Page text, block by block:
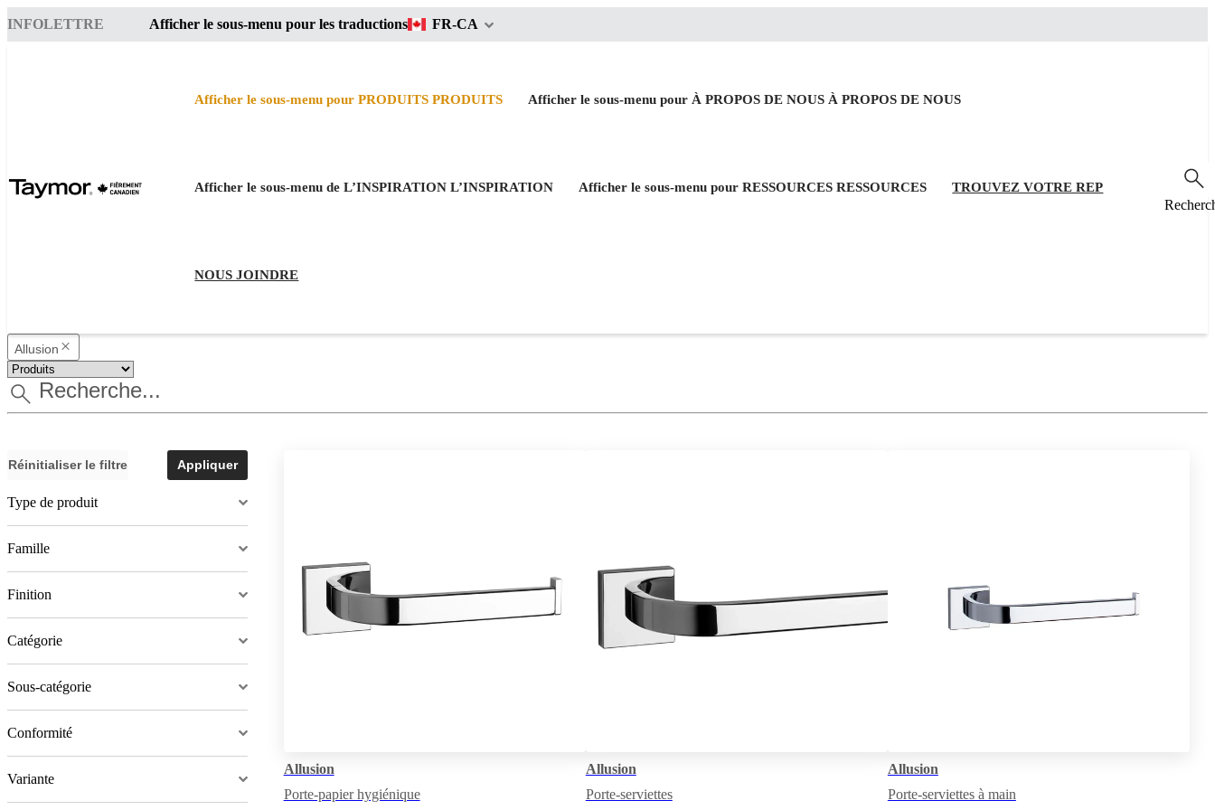
INFOLETTRE Afficher le sous-menu pour les traductions FR-CA
Afficher le sous-menu pour PRODUITS PRODUITS Afficher le sous-menu pour À PROPOS DE NOUS À PROPOS DE NOUS
Afficher le sous-menu de L’INSPIRATION L’INSPIRATION Afficher le sous-menu pour RESSOURCES RESSOURCES TROUVEZ VOTRE REP
NOUS JOINDRE
Allusion
Réinitialiser le filtre Appliquer
Type de produit
Famille
Finition
Catégorie
Sous-catégorie
Conformité
Variante
Allusion
Porte-papier hygiénique
Allusion
Porte-serviettes
Allusion
Porte-serviettes à main